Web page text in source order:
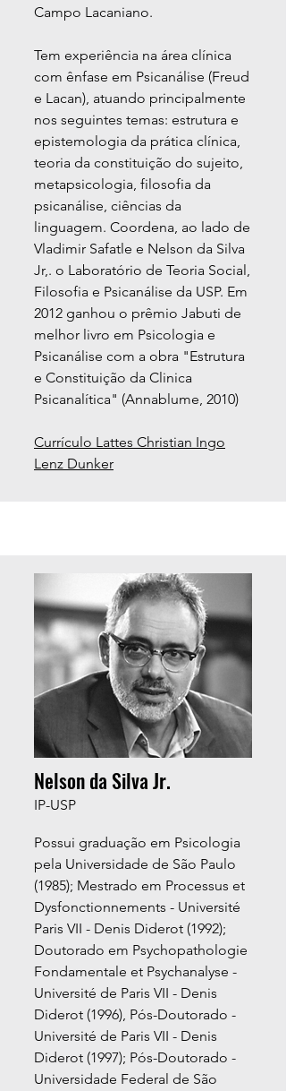
Campo Lacaniano.
Tem experiência na área clínica
com ênfase em Psicanálise (Freud
e Lacan), atuando principalmente
nos seguintes temas: estrutura e
epistemologia da prática clínica,
teoria da constituição do sujeito,
metapsicologia, filosofia da
psicanálise, ciências da
linguagem. Coordena, ao lado de
Vladimir Safatle e Nelson da Silva
Jr,. o Laboratório de Teoria Social,
Filosofia e Psicanálise da USP. Em
2012 ganhou o prêmio Jabuti de
melhor livro em Psicologia e
Psicanálise com a obra "Estrutura
e Constituição da Clinica
Psicanalítica" (Annablume, 2010)
Currículo Lattes Christian Ingo
Lenz Dunker
Nelson da Silva Jr.
IP-USP
Possui graduação em Psicologia
pela Universidade de São Paulo
(1985); Mestrado em Processus et
Dysfonctionnements - Université
Paris VII - Denis Diderot (1992);
Doutorado em Psychopathologie
Fondamentale et Psychanalyse -
Université de Paris VII - Denis
Diderot (1996), Pós-Doutorado -
Université de Paris VII - Denis
Diderot (1997); Pós-Doutorado -
Universidade Federal de São